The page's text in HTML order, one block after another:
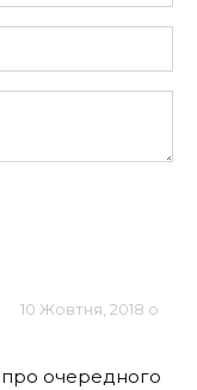
10 Жовтня, 2018 о
про очередного